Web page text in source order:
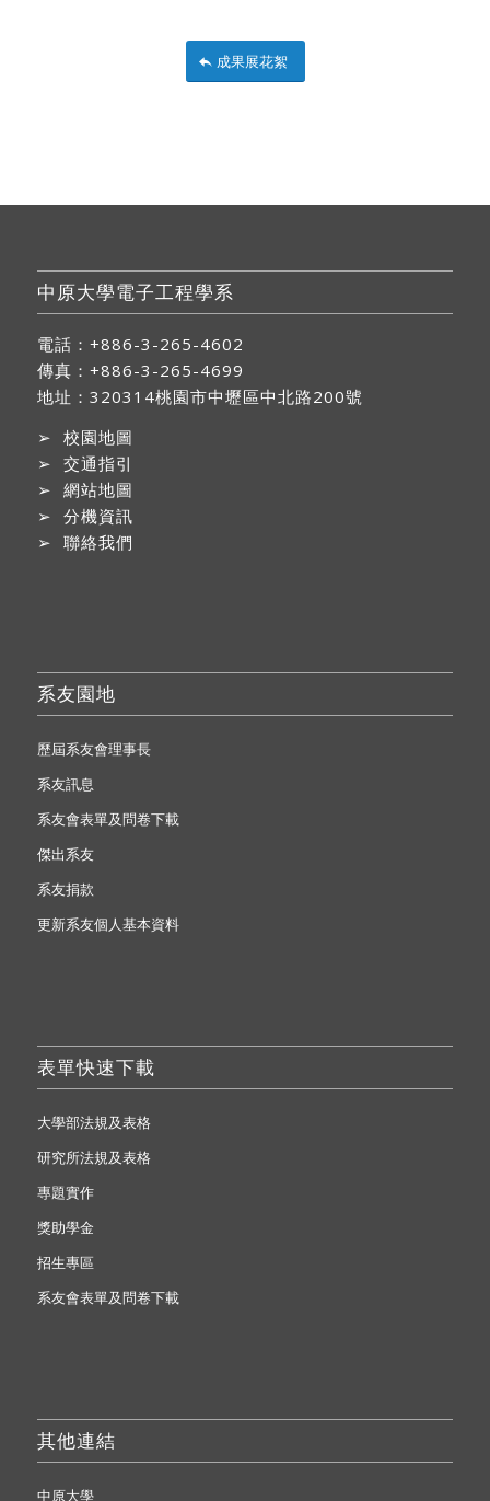
成果展花絮
中原大學電子工程學系
電話：+886-3-265-4602
傳真：+886-3-265-4699
地址： 320314桃園市中壢區中北路200號
➢ 校園地圖
➢ 交通指引
➢ 網站地圖
➢ 分機資訊
➢ 聯絡我們
系友園地
歷屆系友會理事長
系友訊息
系友會表單及問卷下載
傑出系友
系友捐款
更新系友個人基本資料
表單快速下載
大學部法規及表格
研究所法規及表格
專題實作
獎助學金
招生專區
系友會表單及問卷下載
其他連結
中原大學